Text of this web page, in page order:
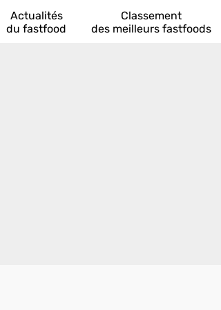
Actualités
du fastfood
Classement
des meilleurs fastfoods